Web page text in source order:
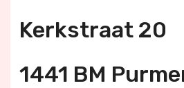
Kerkstraat 20
1441 BM